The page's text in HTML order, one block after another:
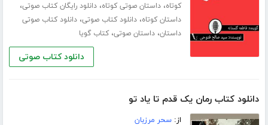
کوتاه،داستان صوتی کوتاه،دانلود رایگان کتاب صوتی،
داستان کوتاه،دانلود کتاب صوتی،دانلود کتاب صوتی
داستان،داستان صوتی،کتاب گویا
دانلود کتاب صوتی
دانلود کتاب رمان یک قدم تا یاد تو
از:سحر مرزبان